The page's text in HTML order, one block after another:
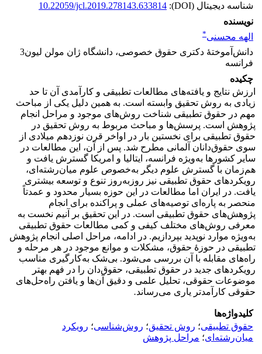
شناسه دیجیتال (DOI):
10.22059/jcl.2019.278143.633814
نویسنده
الهه محسنی*
دانش‌آموختۀ دکتری حقوق خصوصی، دانشگاه ژان مولن لیون3
فرانسه
چکیده
ارزش نتایج و یافته‌های مطالعات تطبیقی و کارآمدی آن تا حد
زیادی به روش تحقیق وابسته است. به همین دلیل یکی از مباحث
مهم در حقوق تطبیقی شناخت روش‌های موجود و مراحل انجام
پژوهش است. پرسش‌ها و مباحث مربوط به روش تحقیق در
حقوق تطبیقی برای نخستین بار در اواخر قرن نوزدهم میلادی از
سوی حقوق‌دانان آلمانی مطرح شد. پس از آن، این مطالعات در
سایر کشورها به‌ویژه فرانسه، ایتالیا و امریکا گسترش یافت و
هم‌زمان با گسترش علوم دیگر به‌‌خصوص علوم میان‌رشته‌ای،
رویکردهای حقوق تطبیقی نیز روز‌به‌روز تنوع و توسعه بیشتری
یافت. در ایران اما مطالعات در این حوزه بسیار محدود و عمدتاً
منحصر به پاره‌ای توصیه‌های عملی و پراکنده برای انجام
پژوهش‌های حقوق تطبیقی است. در این تحقیق بر آنیم نخست به
معرفی روش‌های مختلف کیفی و کمی مطالعات حقوق تطبیقی
به‌ویژه موارد نوپدید بپردازیم. در ادامه، مراحل اصلی انجام پژوهش
تطبیقی در حوزۀ حقوق، مشکلات و موانع موجود در هر مرحله و
راه‌های مقابله با آن بررسی می‌‌شود. بی‌شک به‌کارگیری مناسب
رویکردهای جدید در حقوق تطبیقی، حقوق‌دان را در فهم بهتر
موضوعات حقوقی، تحلیل علمی و دقیق آن‌ها و یافتن راه‌حل‌های
حقوقی کارآمدتر یاری می‌رساند.
کلیدواژه‌ها
حقوق تطبیقی؛ روش تحقیق؛ روش‌شناسی؛ رویکرد
میان‌رشته‌ای؛ مراحل پژوهش